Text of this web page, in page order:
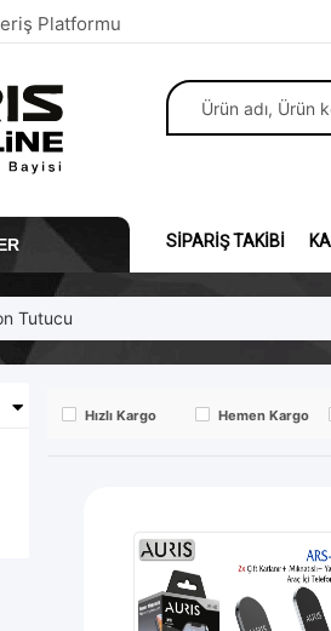
Platformu
SIPARIŞ TAKIBI
Tutucu
Hızlı Kargo Hemen Kargo